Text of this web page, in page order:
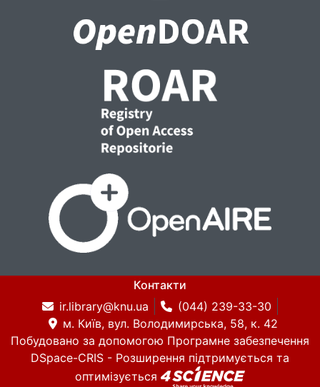
Контакти
ir.library@knu.ua
(044) 239-33-30
м. Київ, вул. Володимирська, 58, к. 42
Побудовано за допомогою Програмне забезпечення
DSpace-CRIS - Розширення підтримується та
оптимізується